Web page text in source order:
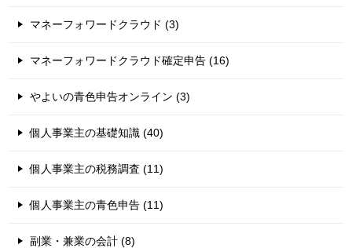
マネーフォワードクラウド (3)
マネーフォワードクラウド確定申告 (16)
やよいの青色申告オンライン (3)
個人事業主の基礎知識 (40)
個人事業主の税務調査 (11)
個人事業主の青色申告 (11)
副業・兼業の会計 (8)